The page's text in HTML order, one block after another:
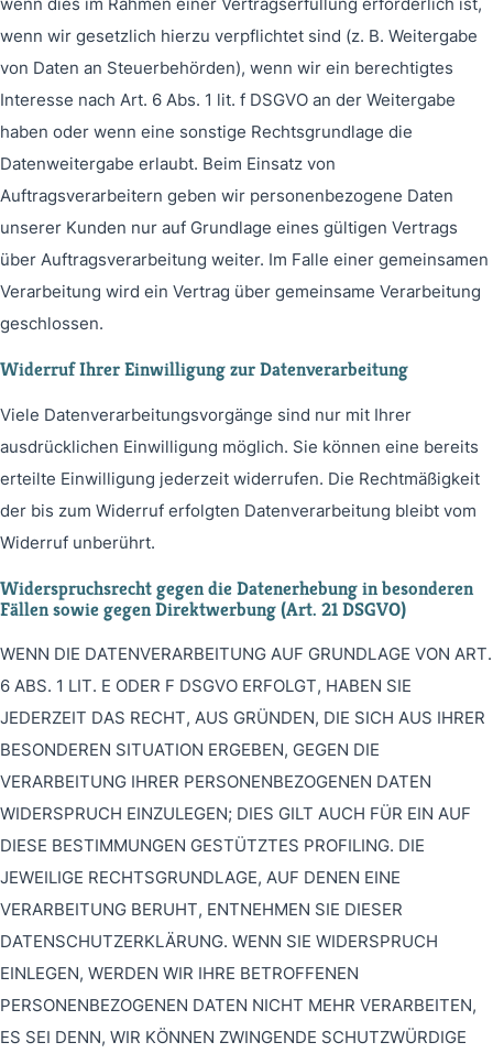
wenn dies im Rahmen einer Vertragserfüllung erforderlich ist,
wenn wir gesetzlich hierzu verpflichtet sind (z. B. Weitergabe
von Daten an Steuerbehörden), wenn wir ein berechtigtes
Interesse nach Art. 6 Abs. 1 lit. f DSGVO an der Weitergabe
haben oder wenn eine sonstige Rechtsgrundlage die
Datenweitergabe erlaubt. Beim Einsatz von
Auftragsverarbeitern geben wir personenbezogene Daten
unserer Kunden nur auf Grundlage eines gültigen Vertrags
über Auftragsverarbeitung weiter. Im Falle einer gemeinsamen
Verarbeitung wird ein Vertrag über gemeinsame Verarbeitung
geschlossen.
Widerruf Ihrer Einwilligung zur Datenverarbeitung
Viele Datenverarbeitungsvorgänge sind nur mit Ihrer
ausdrücklichen Einwilligung möglich. Sie können eine bereits
erteilte Einwilligung jederzeit widerrufen. Die Rechtmäßigkeit
der bis zum Widerruf erfolgten Datenverarbeitung bleibt vom
Widerruf unberührt.
Widerspruchsrecht gegen die Datenerhebung in besonderen
Fällen sowie gegen Direktwerbung (Art. 21 DSGVO)
WENN DIE DATENVERARBEITUNG AUF GRUNDLAGE VON ART.
6 ABS. 1 LIT. E ODER F DSGVO ERFOLGT, HABEN SIE
JEDERZEIT DAS RECHT, AUS GRÜNDEN, DIE SICH AUS IHRER
BESONDEREN SITUATION ERGEBEN, GEGEN DIE
VERARBEITUNG IHRER PERSONENBEZOGENEN DATEN
WIDERSPRUCH EINZULEGEN; DIES GILT AUCH FÜR EIN AUF
DIESE BESTIMMUNGEN GESTÜTZTES PROFILING. DIE
JEWEILIGE RECHTSGRUNDLAGE, AUF DENEN EINE
VERARBEITUNG BERUHT, ENTNEHMEN SIE DIESER
DATENSCHUTZERKLÄRUNG. WENN SIE WIDERSPRUCH
EINLEGEN, WERDEN WIR IHRE BETROFFENEN
PERSONENBEZOGENEN DATEN NICHT MEHR VERARBEITEN,
ES SEI DENN, WIR KÖNNEN ZWINGENDE SCHUTZWÜRDIGE